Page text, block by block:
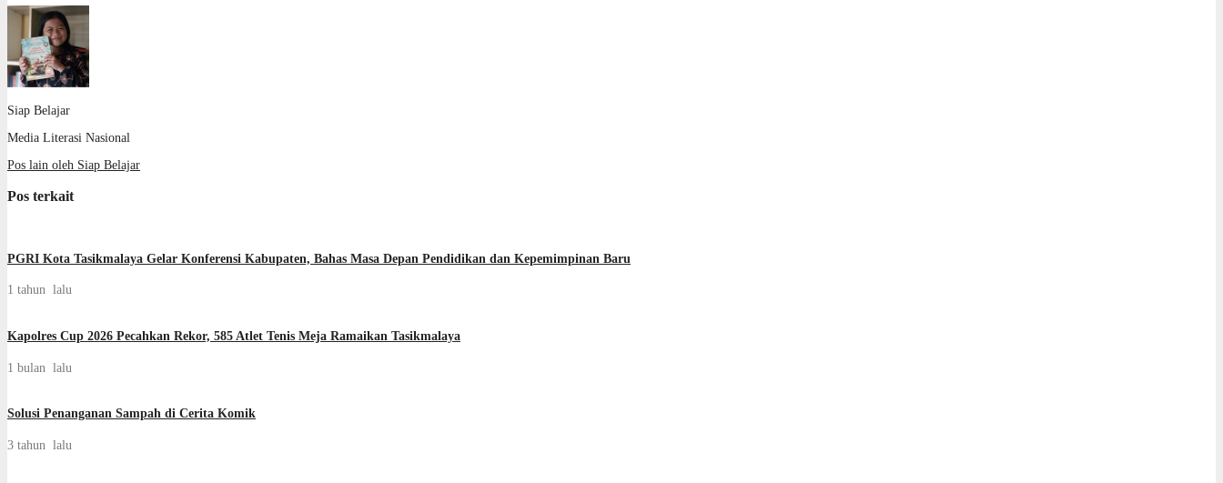
Siap Belajar
Media Literasi Nasional
Pos lain oleh Siap Belajar
Pos terkait
PGRI Kota Tasikmalaya Gelar Konferensi Kabupaten, Bahas Masa Depan Pendidikan dan Kepemimpinan Baru
1 tahun lalu
Kapolres Cup 2026 Pecahkan Rekor, 585 Atlet Tenis Meja Ramaikan Tasikmalaya
1 bulan lalu
Solusi Penanganan Sampah di Cerita Komik
3 tahun lalu